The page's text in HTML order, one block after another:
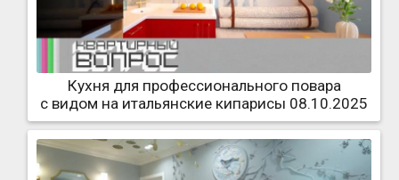
Кухня для профессионального повара
с видом на итальянские кипарисы 08.10.2025